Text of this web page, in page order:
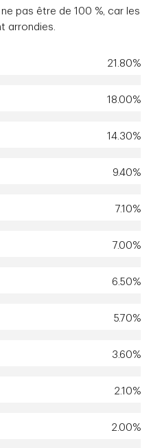
pas être de 100 %, car les
arrondies.
21.80%
18.00%
14.30%
9.40%
7.10%
7.00%
6.50%
5.70%
3.60%
2.10%
2.00%